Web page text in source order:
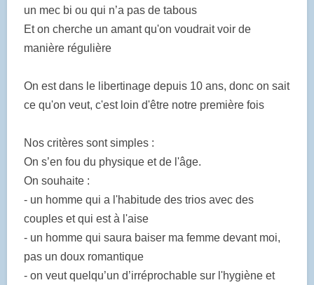
un mec bi ou qui n’a pas de tabous
Et on cherche un amant qu'on voudrait voir de
manière régulière
On est dans le libertinage depuis 10 ans, donc on sait
ce qu'on veut, c'est loin d'être notre première fois
Nos critères sont simples :
On s’en fou du physique et de l'âge.
On souhaite :
- un homme qui a l'habitude des trios avec des
couples et qui est à l'aise
- un homme qui saura baiser ma femme devant moi,
pas un doux romantique
- on veut quelqu’un d’irréprochable sur l'hygiène et